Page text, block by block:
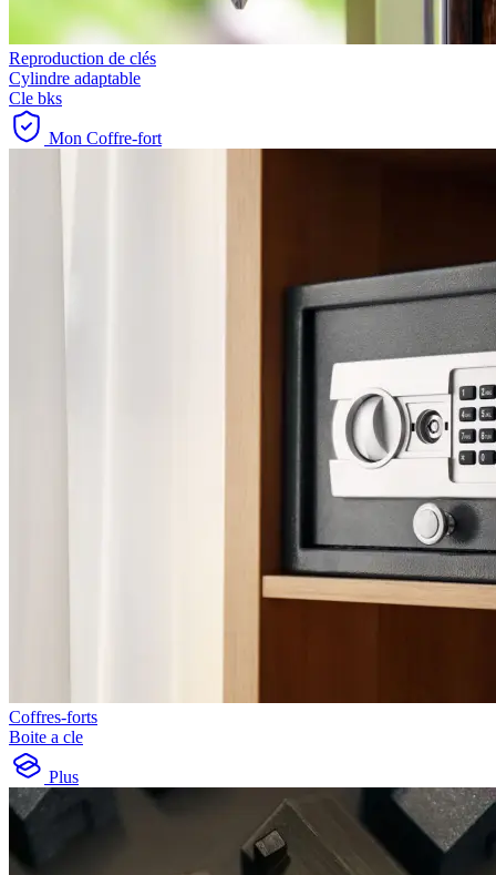
Reproduction de clés
Cylindre adaptable
Cle bks
Mon Coffre-fort
Coffres-forts
Boite a cle
Plus